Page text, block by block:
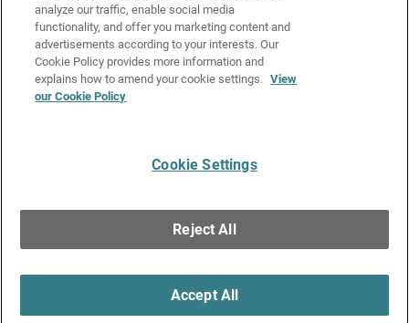
Privacy Policy
Media & Brand Kit
Manage Email Preferences
Copyright © 1996-2026 WatchGuard Technologies, Inc. All
Rights Reserved.
analyze our traffic, enable social media
functionality, and offer you marketing content and
advertisements according to your interests. Our
Cookie Policy provides more information and
explains how to amend your cookie settings. View
our Cookie Policy
Cookie Settings
Reject All
Accept All